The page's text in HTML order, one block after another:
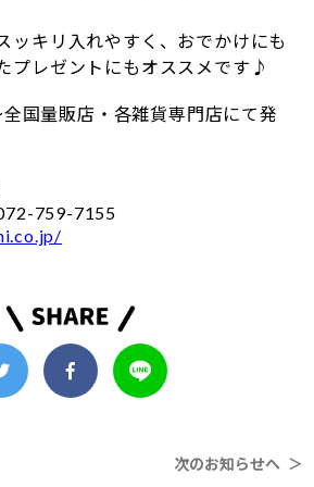
ッキリ入れやすく、おでかけにも
プレゼントにもオススメです♪
国量販店・各雑貨専門店にて発
759-7155
次のお知らせへ ＞